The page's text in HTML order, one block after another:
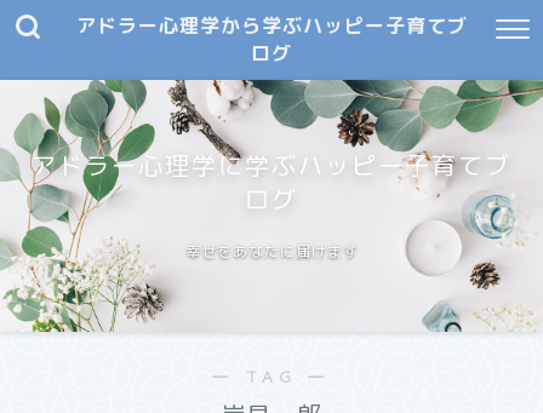
アドラー心理学から学ぶハッピー子育てブ
ログ
アドラー心理学に学ぶハッピー子育てブ
ログ
幸せをあなたに届けます
― TAG ―